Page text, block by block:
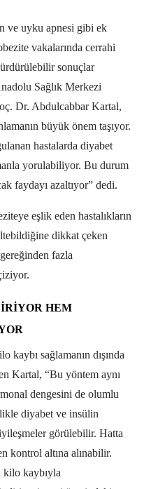
ve uyku apnesi gibi ek
vakalarında cerrahi
sonuçlar
Sağlık Merkezi
Dr. Abdulcabbar Kartal,
büyük önem taşıyor.
hastalarda diyabet
yorulabiliyor. Bu durum
faydayı azaltıyor” dedi.
eşlik eden hastalıkların
dikkat çeken
fazla
HEM
sağlamanın dışında
Kartal, “Bu yöntem aynı
dengesini de olumlu
diyabet ve insülin
görülebilir. Hatta
kontrol altına alınabilir.
kilo kaybıyla